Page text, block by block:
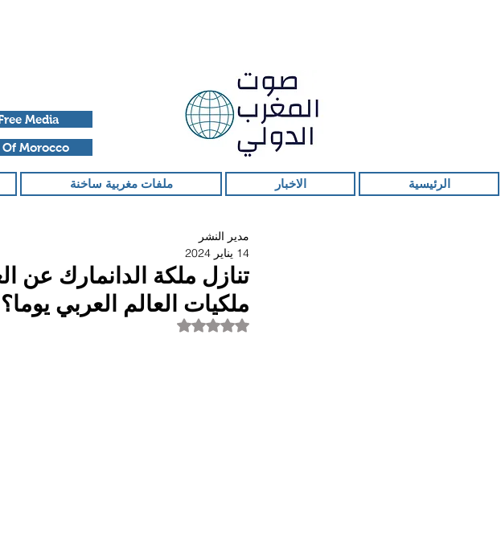
Media
Morocco
الرئيسية الاخبار ملفات مغربية ساخنة
تنازل ملكة الدانمارك
ملكيات العالم العربي
مدير النشر
14 يناير 2024
تم التقييم بـ ليس رقمًا من أصل 5 نجوم.